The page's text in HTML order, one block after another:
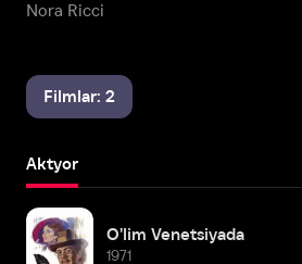
Nora Ricci
Filmlar: 2
Aktyor
O'lim Venetsiyada
1971